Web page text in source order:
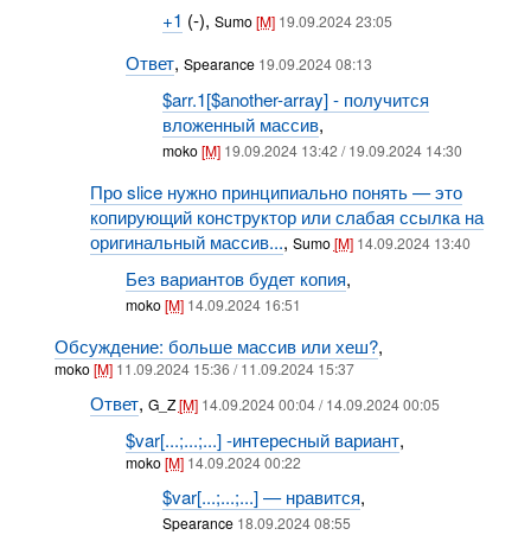
+1 (-), Sumo[M] 19.09.2024 23:05
Ответ,Spearance 19.09.2024 08:13
$arr.1[$another-array] - получится
вложенный массив,
moko[M] 19.09.2024 13:42 / 19.09.2024 14:30
Про slice нужно принципиально понять — это
копирующий конструктор или слабая ссылка на
оригинальный массив..., Sumo[M] 14.09.2024 13:40
Без вариантов будет копия,
moko[M] 14.09.2024 16:51
Обсуждение: больше массив или хеш?,
moko[M] 11.09.2024 15:36 / 11.09.2024 15:37
Ответ, G_Z[M] 14.09.2024 00:04 / 14.09.2024 00:05
$var[...;...;...] -интересный вариант,
moko[M] 14.09.2024 00:22
$var[...;...;...] — нравится,
Spearance 18.09.2024 08:55